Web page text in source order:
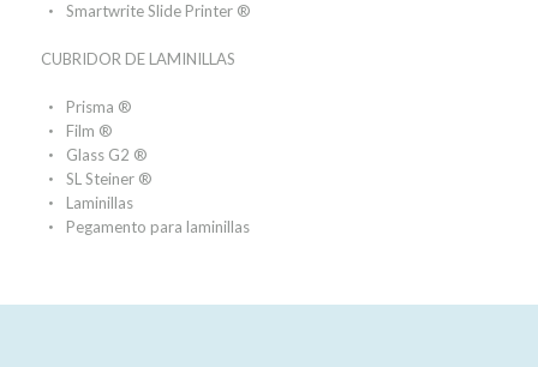
Smartwrite Slide Printer ®
CUBRIDOR DE LAMINILLAS
Prisma ®
Film ®
Glass G2 ®
SL Steiner ®
Laminillas
Pegamento para laminillas